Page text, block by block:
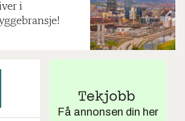
i
Få annonsen din her